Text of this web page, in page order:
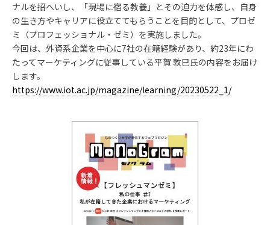
ナルを招へいし、「現場に宿る教養」とその迫力を体感し、自身
の生き方やキャリアに役立ててもらうことを目的として、プロゼ
ミ（プロフェッショナル・ゼミ）を実施しました。
今回は、外資系企業を中心に7社の在籍経験があり、約23年にわ
たってマーケティングに従事している平賀 敦巳氏の内容をお届け
します。
https://www.iot.ac.jp/magazine/learning/20230522_1/